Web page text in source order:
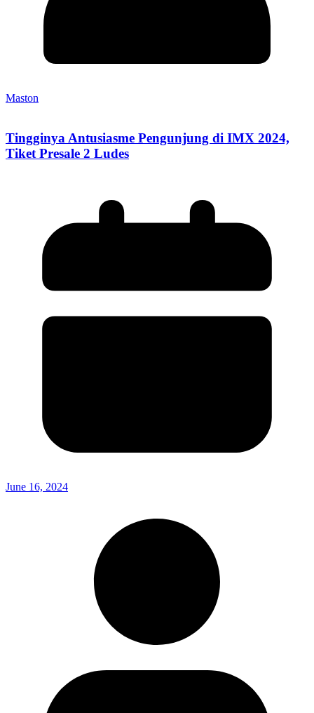
Maston
Tingginya Antusiasme Pengunjung di IMX 2024,
Tiket Presale 2 Ludes
June 16, 2024